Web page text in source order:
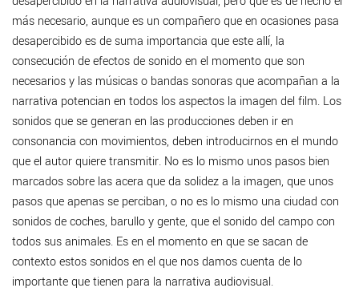
más necesario, aunque es un compañero que en ocasiones pasa
desapercibido es de suma importancia que este allí, la
consecución de efectos de sonido en el momento que son
necesarios y las músicas o bandas sonoras que acompañan a la
narrativa potencian en todos los aspectos la imagen del film. Los
sonidos que se generan en las producciones deben ir en
consonancia con movimientos, deben introducirnos en el mundo
que el autor quiere transmitir. No es lo mismo unos pasos bien
marcados sobre las acera que da solidez a la imagen, que unos
pasos que apenas se perciban, o no es lo mismo una ciudad con
sonidos de coches, barullo y gente, que el sonido del campo con
todos sus animales. Es en el momento en que se sacan de
contexto estos sonidos en el que nos damos cuenta de lo
importante que tienen para la narrativa audiovisual.